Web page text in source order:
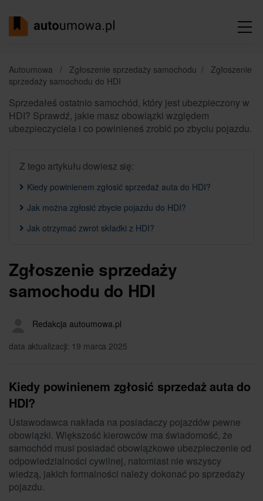
Autoumowa / Zgłoszenie sprzedaży samochodu / Zgłoszenie
sprzedaży samochodu do HDI
Sprzedałeś ostatnio samochód, który jest ubezpieczony w
HDI? Sprawdź, jakie masz obowiązki względem
ubezpieczyciela i co powinieneś zrobić po zbyciu pojazdu.
Z tego artykułu dowiesz się:
Kiedy powinienem zgłosić sprzedaż auta do HDI?
Jak można zgłosić zbycie pojazdu do HDI?
Jak otrzymać zwrot składki z HDI?
Zgłoszenie sprzedaży
samochodu do HDI
Redakcja autoumowa.pl
data aktualizacji: 19 marca 2025
Kiedy powinienem zgłosić sprzedaż auta do
HDI?
Ustawodawca nakłada na posiadaczy pojazdów pewne
obowiązki. Większość kierowców ma świadomość, że
samochód musi posiadać obowiązkowe ubezpieczenie od
odpowiedzialności cywilnej, natomiast nie wszyscy
wiedzą, jakich formalności należy dokonać po sprzedaży
pojazdu.